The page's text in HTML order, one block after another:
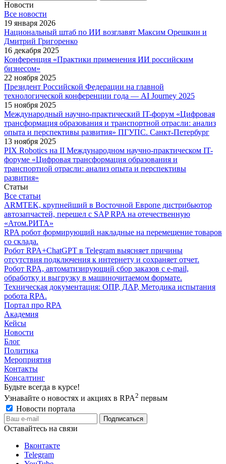
Новости
Все новости
19 января 2026
Национальный штаб по ИИ возглавят Максим Орешкин и
Дмитрий Григоренко
16 декабря 2025
Конференция «Практики применения ИИ российским
бизнесом»
22 ноября 2025
Президент Российской Федерации на главной
технологической конференции года — AI Journey 2025
15 ноября 2025
Международный научно-практический IT-форум «Цифровая
трансформация образования и транспортной отрасли: анализ
опыта и перспективы развития» ПГУПС. Санкт-Петербург
13 ноября 2025
PIX Robotics на II Международном научно-практическом IT-
форуме «Цифровая трансформация образования и
транспортной отрасли: анализ опыта и перспективы
развития»
Статьи
Все статьи
ARMTEK, крупнейший в Восточной Европе дистрибьютор
автозапчастей, перешел с SAP RPA на отечественную
«Атом.РИТА»
RPA робот формирующий накладные на перемещение товаров
со склада.
Робот RPA+ChatGPT в Telegram выясняет причины
отсутствия подключения к интернету и сохраняет отчет.
Робот RPA, автоматизирующий сбор заказов с e-mail,
обработку и выгрузку в машиночитаемом формате.
Техническая документация: ОПР, ДАР, Методика испытания
робота RPA.
Портал про RPA
Академия
Кейсы
Новости
Блог
Политика
Мероприятия
Контакты
Консалтинг
Будьте всегда в курсе!
Узнавайте о новостях и акциях в RPA2 первым
Новости портала
Оставайтесь на связи
Вконтакте
Telegram